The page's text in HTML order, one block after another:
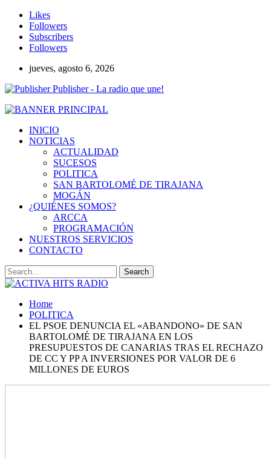
Likes
Followers
Subscribers
Followers
jueves, agosto 6, 2026
Publisher - La radio que une!
INICIO
NOTICIAS
ACTUALIDAD
SUCESOS
POLITICA
SAN BARTOLOMÉ DE TIRAJANA
MOGÁN
¿QUIÉNES SOMOS?
ARCCA
PROGRAMACIÓN
NUESTROS SERVICIOS
CONTACTO
Home
POLITICA
EL PSOE DENUNCIA EL «ABANDONO» DE SAN
BARTOLOMÉ DE TIRAJANA EN LOS
PRESUPUESTOS DE CANARIAS TRAS EL RECHAZO
DE CC Y PP A INVERSIONES POR VALOR DE 6
MILLONES DE EUROS